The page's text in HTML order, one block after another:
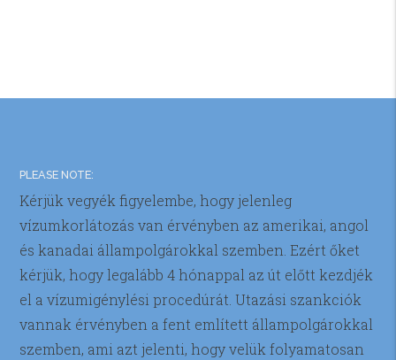
PLEASE NOTE:
Kérjük vegyék figyelembe, hogy jelenleg
vízumkorlátozás van érvényben az amerikai, angol
és kanadai állampolgárokkal szemben. Ezért őket
kérjük, hogy legalább 4 hónappal az út előtt kezdjék
el a vízumigénylési procedúrát. Utazási szankciók
vannak érvényben a fent említett állampolgárokkal
szemben, ami azt jelenti, hogy velük folyamatosan